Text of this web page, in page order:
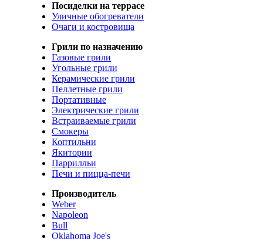
Посиделки на террасе
Уличные обогреватели
Очаги и костровища
Грили по назначению
Газовые грили
Угольные грили
Керамические грили
Пеллетные грили
Портативные
Электрические грили
Встраиваемые грили
Смокеры
Коптильни
Якитории
Паррилльи
Печи и пицца-печи
Производитель
Weber
Napoleon
Bull
Oklahoma Joe's